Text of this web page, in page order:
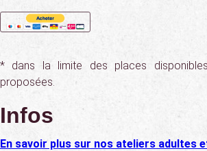
* dans la limite des places
proposées.
Infos
En savoir plus sur nos ateliers adultes